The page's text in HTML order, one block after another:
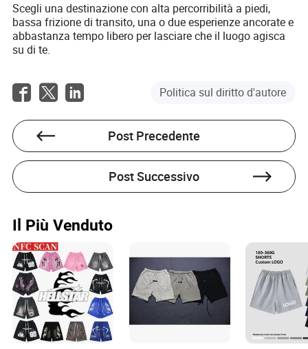
Scegli una destinazione con alta percorribilità a piedi,
bassa frizione di transito, una o due esperienze ancorate e
abbastanza tempo libero per lasciare che il luogo agisca
su di te.
Politica sul diritto d'autore
Post Precedente
Post Successivo
Il Più Venduto